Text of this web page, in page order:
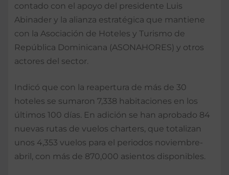
contado con el apoyo del presidente Luis
Abinader y la alianza estratégica que mantiene
con la Asociación de Hoteles y Turismo de
República Dominicana (ASONAHORES) y otros
actores del sector.
Indicó que con la reapertura de más de 30
hoteles se sumaron 7,338 habitaciones en los
últimos 100 días. En adición se han aprobado 84
nuevas rutas de vuelos charters, que totalizan
unos 4,353 vuelos para el periodos noviembre-
abril, con más de 870,000 asientos disponibles.